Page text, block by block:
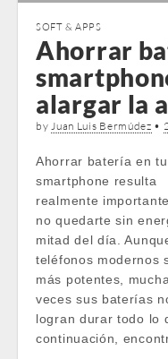
SOFT & APPS
Ahorrar
alargar la
byJuan Luis Bermúdez •
Ahorrar batería en tu
smartphone resulta
realmente
no quedarte sin
mitad del día.
teléfonos modernos
más potentes,
veces sus baterías
logran durar todo lo
continuación,